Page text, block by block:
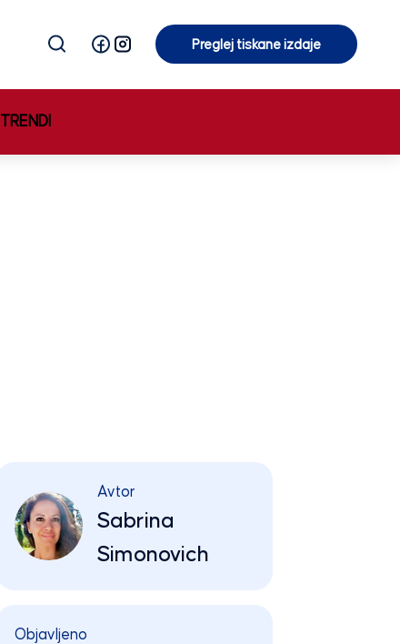
Preglej tiskane izdaje
TRENDI
Avtor
Sabrina
Simonovich
Objavljeno